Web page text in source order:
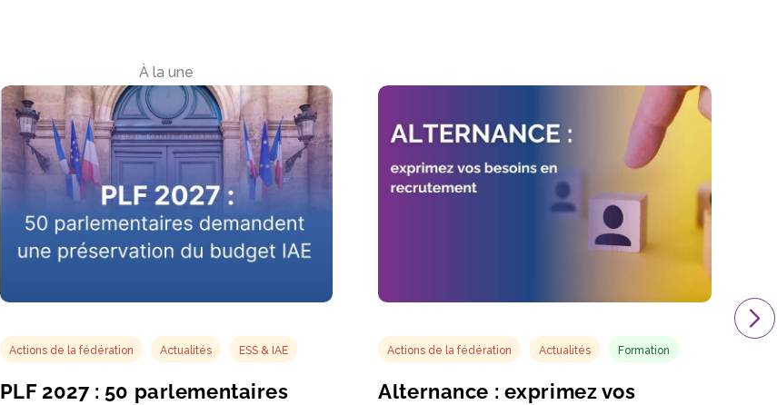
À la une
Actions de la fédération Actualités ESS & IAE
PLF 2027 : 50 parlementaires
Actions de la fédération Actualités Formation
Alternance : exprimez vos